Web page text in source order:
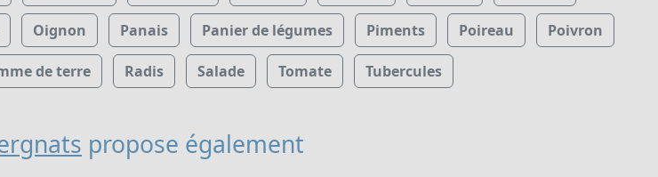
Oignon Panais Panier de légumes Piments Poireau Poivron
de terre Radis Salade Tomate Tubercules
propose également